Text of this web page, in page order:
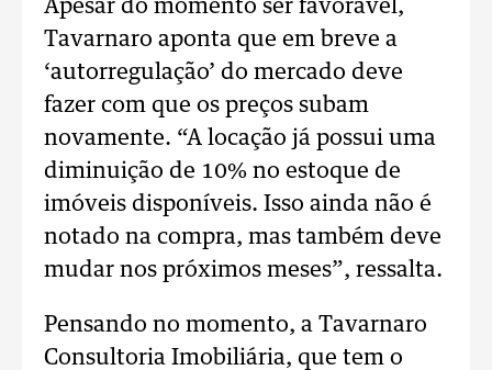
Apesar do momento ser favorável,
Tavarnaro aponta que em breve a
‘autorregulação’ do mercado deve
fazer com que os preços subam
novamente. “A locação já possui uma
diminuição de 10% no estoque de
imóveis disponíveis. Isso ainda não é
notado na compra, mas também deve
mudar nos próximos meses”, ressalta.
Pensando no momento, a Tavarnaro
Consultoria Imobiliária, que tem o